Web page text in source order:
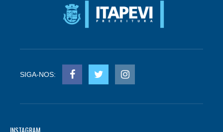
SIGA-NOS: